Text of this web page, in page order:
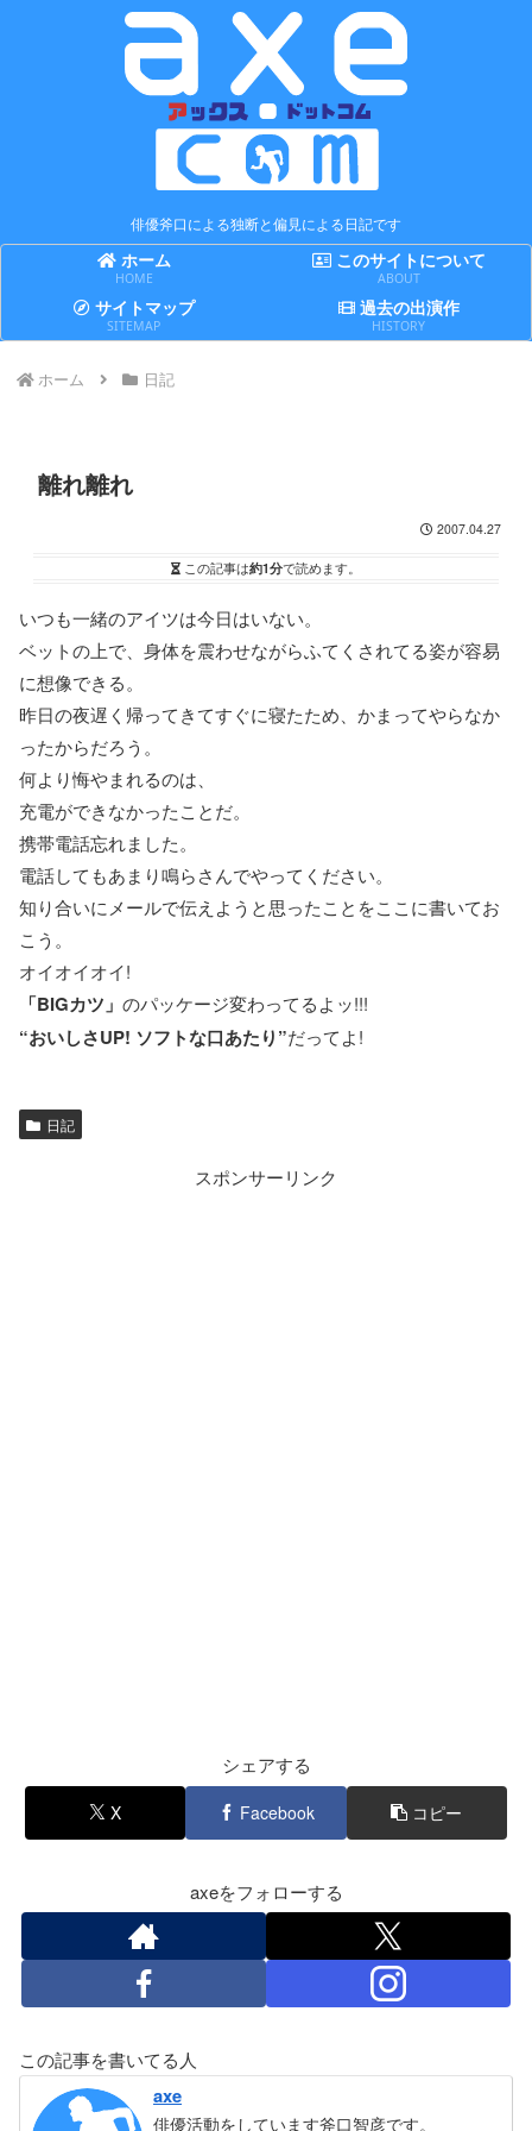
俳優斧口による独断と偏見による日記です
ホーム
HOME
このサイトについて
ABOUT
サイトマップ
SITEMAP
過去の出演作
HISTORY
ホーム 日記
離れ離れ
2007.04.27
この記事は約1分で読めます。
いつも一緒のアイツは今日はいない。
ベットの上で、身体を震わせながらふてくされてる姿が容易
に想像できる。
昨日の夜遅く帰ってきてすぐに寝たため、かまってやらなか
ったからだろう。
何より悔やまれるのは、
充電ができなかったことだ。
携帯電話忘れました。
電話してもあまり鳴らさんでやってください。
知り合いにメールで伝えようと思ったことをここに書いてお
こう。
オイオイオイ!
「BIGカツ」 のパッケージ変わってるよッ!!!
“おいしさUP! ソフトな口あたり”だってよ!
日記
スポンサーリンク
シェアする
X Facebook コピー
axeをフォローする
この記事を書いてる人
axe
俳優活動をしています斧口智彦です。